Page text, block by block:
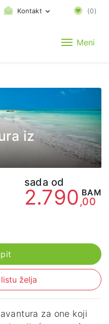
Kontakt (0)
Meni
iz
sada od
2.790 BAM
,00
želja
za one koji